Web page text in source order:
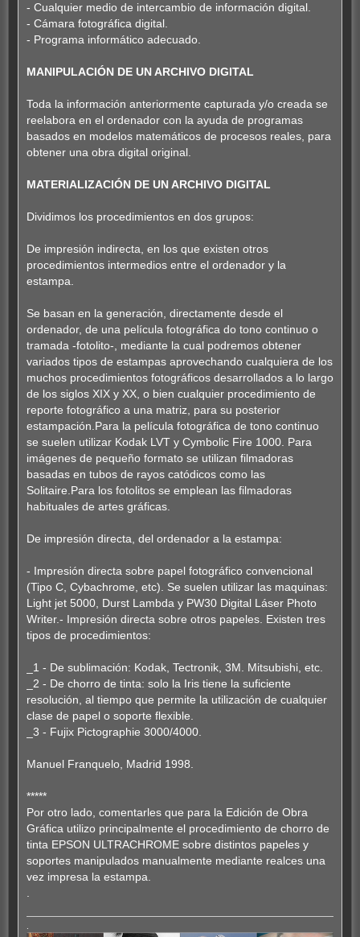
- Cualquier medio de intercambio de información digital.
- Cámara fotográfica digital.
- Programa informático adecuado.
MANIPULACIÓN DE UN ARCHIVO DIGITAL
Toda la información anteriormente capturada y/o creada se
reelabora en el ordenador con la ayuda de programas
basados en modelos matemáticos de procesos reales, para
obtener una obra digital original.
MATERIALIZACIÓN DE UN ARCHIVO DIGITAL
Dividimos los procedimientos en dos grupos:
De impresión indirecta, en los que existen otros
procedimientos intermedios entre el ordenador y la
estampa.
Se basan en la generación, directamente desde el
ordenador, de una película fotográfica do tono continuo o
tramada -fotolito-, mediante la cual podremos obtener
variados tipos de estampas aprovechando cualquiera de los
muchos procedimientos fotográficos desarrollados a lo largo
de los siglos XIX y XX, o bien cualquier procedimiento de
reporte fotográfico a una matriz, para su posterior
estampación.Para la película fotográfica de tono continuo
se suelen utilizar Kodak LVT y Cymbolic Fire 1000. Para
imágenes de pequeño formato se utilizan filmadoras
basadas en tubos de rayos catódicos como las
Solitaire.Para los fotolitos se emplean las filmadoras
habituales de artes gráficas.
De impresión directa, del ordenador a la estampa:
- Impresión directa sobre papel fotográfico convencional
(Tipo C, Cybachrome, etc). Se suelen utilizar las maquinas:
Light jet 5000, Durst Lambda y PW30 Digital Láser Photo
Writer.- Impresión directa sobre otros papeles. Existen tres
tipos de procedimientos:
_1 - De sublimación: Kodak, Tectronik, 3M. Mitsubishi, etc.
_2 - De chorro de tinta: solo la Iris tiene la suficiente
resolución, al tiempo que permite la utilización de cualquier
clase de papel o soporte flexible.
_3 - Fujix Pictographie 3000/4000.
Manuel Franquelo, Madrid 1998.
*****
Por otro lado, comentarles que para la Edición de Obra
Gráfica utilizo principalmente el procedimiento de chorro de
tinta EPSON ULTRACHROME sobre distintos papeles y
soportes manipulados manualmente mediante realces una
vez impresa la estampa.
.